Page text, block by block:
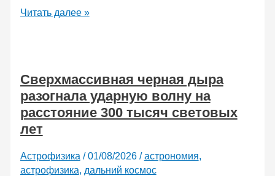
Подготовка
полный
гид
по
обслуживанию
Читать далее »
Сверхмассивная черная дыра
разогнала ударную волну на
расстояние 300 тысяч световых
лет
Астрофизика /01/08/2026 /астрономия,
астрофизика, дальний космос